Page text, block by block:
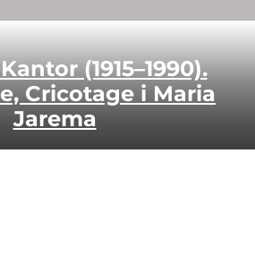
(1915–1990).
Cricotage i Maria
Jarema